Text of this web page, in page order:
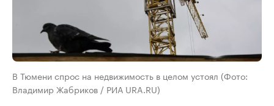
В Тюмени спрос на недвижимость в целом устоял (Фото:
Владимир Жабриков / РИА URA.RU)